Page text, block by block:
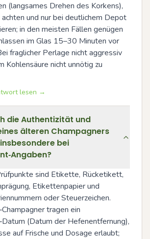
(langsames Drehen des Korkens),
und nur bei deutlichem Depot
in den meisten Fällen genügen
im Glas 15–30 Minuten vor
fraglicher Perlage nicht aggressiv
Kohlensäure nicht unnötig zu
lesen →
die Authentizität und
älteren Champagners
bei
sind Etikette, Rücketikett,
Etikettenpapier und
oder Steuerzeichen.
tragen ein
(Datum der Hefenentfernung),
auf Frische und Dosage erlaubt;